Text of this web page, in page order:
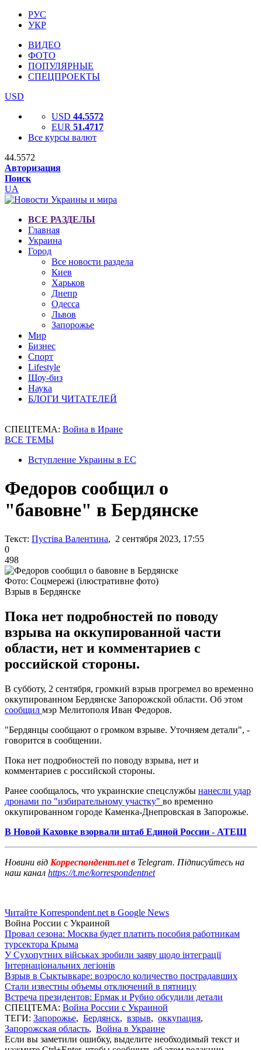
РУС
УКР
ВИДЕО
ФОТО
ПОПУЛЯРНЫЕ
СПЕЦПРОЕКТЫ
USD
USD 44.5572
EUR 51.4717
Все курсы валют
44.5572
Авторизация
Поиск
UA
ВСЕ РАЗДЕЛЫ
Главная
Украина
Город
Все новости раздела
Киев
Харьков
Днепр
Одесса
Львов
Запорожье
Мир
Бизнес
Спорт
Lifestyle
Шоу-биз
Наука
БЛОГИ ЧИТАТЕЛЕЙ
СПЕЦТЕМА: Война в Иране
ВСЕ ТЕМЫ
Вступление Украины в ЕС
Федоров сообщил о
"бавовне" в Бердянске
Текст: Пустіва Валентина, 2 сентября 2023, 17:55
0
498
Фото: Соцмережі (ілюстративне фото)
Взрыв в Бердянске
Пока нет подробностей по поводу
взрыва на оккупированной части
области, нет и комментариев с
российской стороны.
В субботу, 2 сентября, громкий взрыв прогремел во временно
оккупированном Бердянске Запорожской области. Об этом
сообщил мэр Мелитополя Иван Федоров.
"Бердянцы сообщают о громком взрыве. Уточняем детали", -
говорится в сообщении.
Пока нет подробностей по поводу взрыва, нет и
комментариев с российской стороны.
Ранее сообщалось, что украинские спецслужбы нанесли удар
дронами по "избирательному участку" во временно
оккупированном городе Каменка-Днепровская в Запорожье.
В Новой Каховке взорвали штаб Единой России - АТЕШ
Новини від Корреспондент.netв Telegram. Підписуйтесь на
наш канал https://t.me/korrespondentnet
Читайте Korrespondent.net в Google News
Война России с Украиной
Провал сезона: Москва будет платить пособия работникам
турсектора Крыма
У Сухопутних військах зробили заяву щодо інтеграції
Інтернаціональних легіонів
Взрыв в Сыктывкаре: возросло количество пострадавших
Стали известны объемы отключений в пятницу
Встреча президентов: Ермак и Рубио обсудили детали
СПЕЦТЕМА: Война России с Украиной
ТЕГИ: Запорожье, Бердянск, взрыв, оккупация,
Запорожская область, Война в Украине
Если вы заметили ошибку, выделите необходимый текст и